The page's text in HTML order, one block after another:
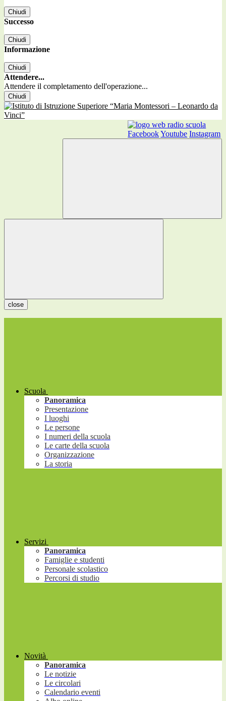
Chiudi
Successo
Chiudi
Informazione
Chiudi
Attendere...
Attendere il completamento dell'operazione...
Chiudi
FacebookYoutube Instagram
close
Scuola
Panoramica
Presentazione
I luoghi
Le persone
I numeri della scuola
Le carte della scuola
Organizzazione
La storia
Servizi
Panoramica
Famiglie e studenti
Personale scolastico
Percorsi di studio
Novità
Panoramica
Le notizie
Le circolari
Calendario eventi